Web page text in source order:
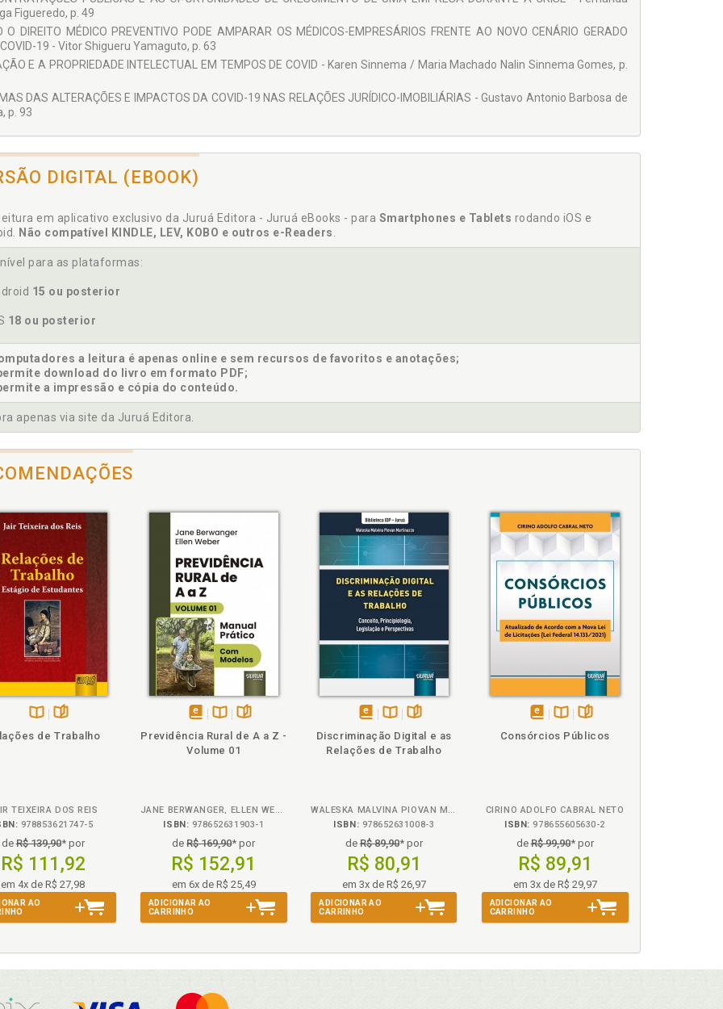
Maia
Figueredo, p. 49
O DIREITO MÉDICO PREVENTIVO PODE AMPARAR OS MÉDICOS-EMPRESÁRIOS FRENTE AO NOVO CENÁRIO GERADO
COVID-19 - Vitor Shigueru Yamaguto, p. 63
E A PROPRIEDADE INTELECTUAL EM TEMPOS DE COVID - Karen Sinnema / Maria Machado Nalin Sinnema Gomes, p.
DAS ALTERAÇÕES E IMPACTOS DA COVID-19 NAS RELAÇÕES JURÍDICO-IMOBILIÁRIAS - Gustavo Antonio Barbosa de
p. 93
DIGITAL (EBOOK)
em aplicativo exclusivo da Juruá Editora - Juruá eBooks - para Smartphones e Tablets rodando iOS e
Não compatível KINDLE, LEV, KOBO e outros e-Readers.
para as plataformas:
15 ou posterior
18 ou posterior
a leitura é apenas online e sem recursos de favoritos e anotações;
download do livro em formato PDF;
a impressão e cópia do conteúdo.
apenas via site da Juruá Editora.
Disponível
páginas
de Trabalho
TEIXEIRA DOS REIS
978853621747-5
deR$ 139,90* por
R$ 111,92
em 4x de R$ 27,98
AO
disponível
em
Disponível
páginas
Previdência Rural de A a Z -
Volume 01
JANE BERWANGER, ELLEN WEBER
ISBN: 978652631903-1
deR$ 169,90* por
R$ 152,91
em 6x de R$ 25,49
ADICIONAR AO
CARRINHO
disponível
em
Disponível
na
páginas
Discriminação Digital e as
Relações de Trabalho
WALESKA MALVINA PIOVAN MARTINAZZO
ISBN: 978652631008-3
deR$ 89,90* por
R$ 80,91
em 3x de R$ 26,97
ADICIONAR AO
CARRINHO
disponível
Disponível
Folheie
páginas
Consórcios Públicos
CIRINO ADOLFO CABRAL NETO
ISBN: 978655605630-2
deR$ 99,90* por
R$ 89,91
em 3x de R$ 29,97
ADICIONAR AO
CARRINHO